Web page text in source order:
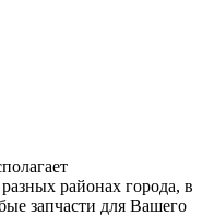
районах города, в
запчасти для Вашего